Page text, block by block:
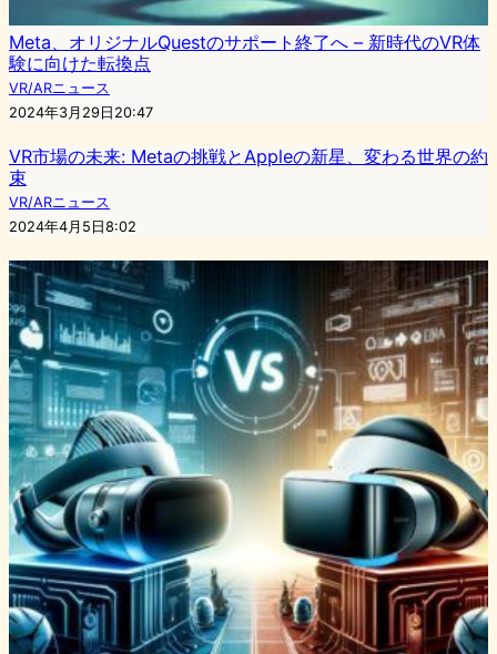
Meta、オリジナルQuestのサポート終了へ – 新時代のVR体
験に向けた転換点
VR/ARニュース
2024年3月29日20:47
VR市場の未来: Metaの挑戦とAppleの新星、変わる世界の約
束
VR/ARニュース
2024年4月5日8:02